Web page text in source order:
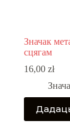
Значак
сцягам
16,00 zł